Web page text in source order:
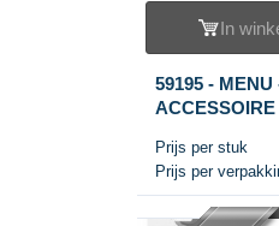
In
59195 - MENU
(1st.)
Prijs per stuk
Prijs per